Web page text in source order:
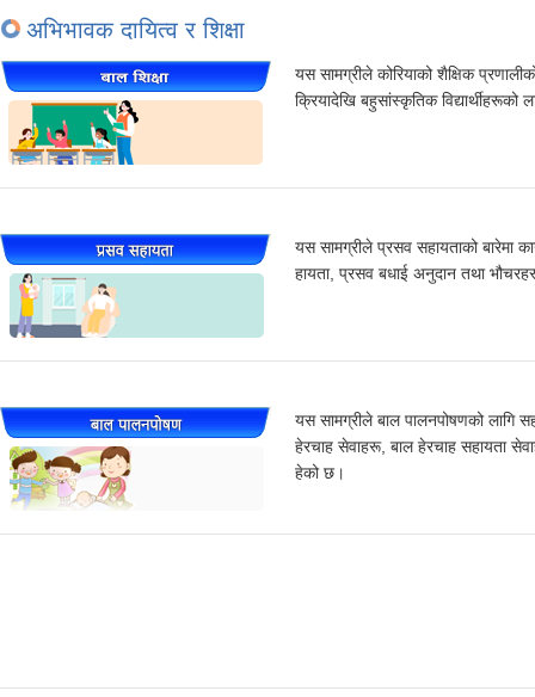
अभिभावक दायित्व र शिक्षा
यस सामग्रीले कोरियाको शैक्षिक
क्रियादेखि बहुसांस्कृतिक
यस सामग्रीले प्रसव सहायताको बारेमा
हायता, प्रसव बधाई अनुदान तथा
यस सामग्रीले बाल पालनपोषणको लागि
हेरचाह सेवाहरू, बाल हेरचाह सहायता
हेको छ।